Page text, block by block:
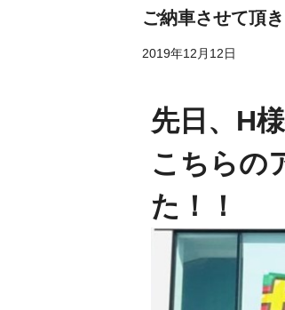
ご納車させて頂
2019年12月12日
先日、H
こちらの
た！！